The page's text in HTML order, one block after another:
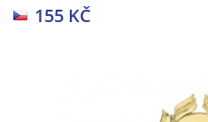
155 KČ